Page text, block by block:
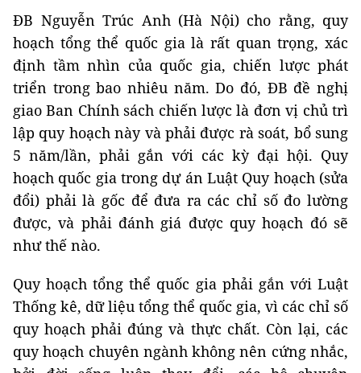
ĐB Nguyễn Trúc Anh (Hà Nội) cho rằng, quy
hoạch tổng thể quốc gia là rất quan trọng, xác
định tầm nhìn của quốc gia, chiến lược phát
triển trong bao nhiêu năm. Do đó, ĐB đề nghị
giao Ban Chính sách chiến lược là đơn vị chủ trì
lập quy hoạch này và phải được rà soát, bổ sung
5 năm/lần, phải gắn với các kỳ đại hội. Quy
hoạch quốc gia trong dự án Luật Quy hoạch (sửa
đổi) phải là gốc để đưa ra các chỉ số đo lường
được, và phải đánh giá được quy hoạch đó sẽ
như thế nào.
Quy hoạch tổng thể quốc gia phải gắn với Luật
Thống kê, dữ liệu tổng thể quốc gia, vì các chỉ số
quy hoạch phải đúng và thực chất. Còn lại, các
quy hoạch chuyên ngành không nên cứng nhắc,